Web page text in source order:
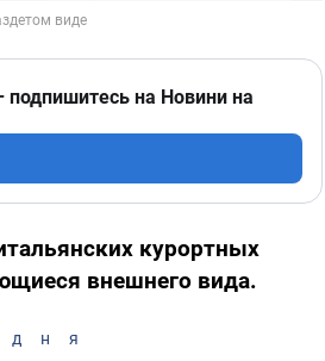
подпишитесь на Новини на
курортных
внешнего вида.